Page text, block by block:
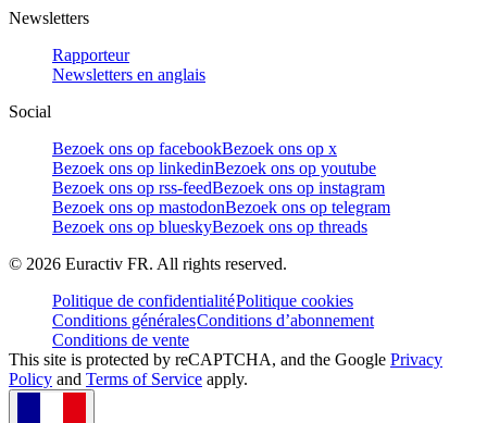
Newsletters
Rapporteur
Newsletters en anglais
Social
Bezoek ons op facebookBezoek ons op x
Bezoek ons op linkedinBezoek ons op youtube
Bezoek ons op rss-feedBezoek ons op instagram
Bezoek ons op mastodonBezoek ons op telegram
Bezoek ons op blueskyBezoek ons op threads
© 2026 Euractiv FR. All rights reserved.
Politique de confidentialitéPolitique cookies
Conditions généralesConditions d’abonnement
Conditions de vente
This site is protected by reCAPTCHA, and the Google Privacy
Policy and Terms of Service apply.